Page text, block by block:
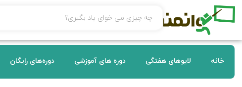
خانه لایوهای هفتگی دوره های آموزشی دوره‌های رایگان